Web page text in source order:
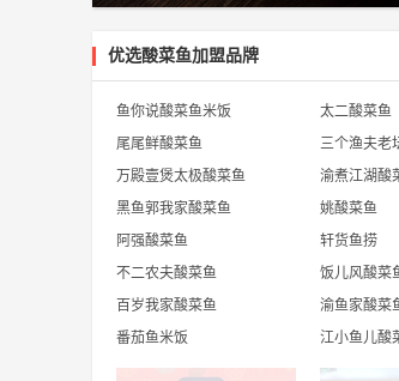
优选酸菜鱼加盟品牌
鱼你说酸菜鱼米饭 太二酸菜鱼
尾尾鲜酸菜鱼
三个渔夫老
万殿壹煲太极酸菜鱼
渝煮江湖酸
黑鱼郭我家酸菜鱼
姚酸菜鱼
阿强酸菜鱼
轩货鱼捞
不二农夫酸菜鱼
饭儿风酸菜
百岁我家酸菜鱼
渝鱼家酸菜
番茄鱼米饭
江小鱼儿酸